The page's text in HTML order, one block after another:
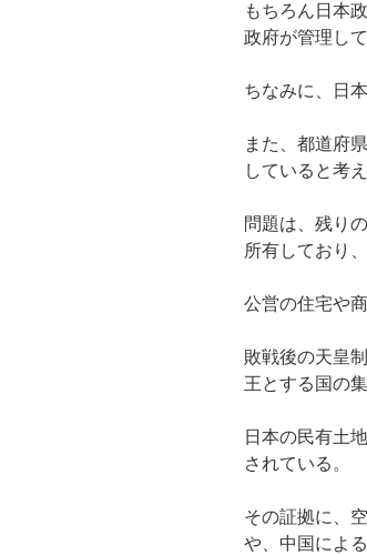
もちろん日本
政府が管理し
ちなみに、日
また、都道府
していると考え
問題は、残り
所有しており
公営の住宅や
敗戦後の天皇
王とする国の
日本の民有土
されている。
その証拠に、
や、中国によ